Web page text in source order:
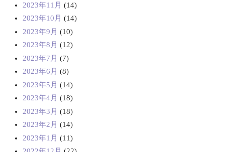
2023年11月 (14)
2023年10月 (14)
2023年9月 (10)
2023年8月 (12)
2023年7月 (7)
2023年6月 (8)
2023年5月 (14)
2023年4月 (18)
2023年3月 (18)
2023年2月 (14)
2023年1月 (11)